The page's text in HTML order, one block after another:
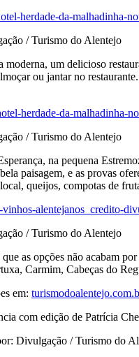
/ Turismo do Alentejo
moderna, um delicioso
ou jantar no
/ Turismo do Alentejo
na pequena
paisagem, e as provas
queijos, compotas de
/ Turismo do Alentejo
as opções não acabam
Carmim, Cabeças do
em:
com edição de Patrícia
Divulgação / Turismo do